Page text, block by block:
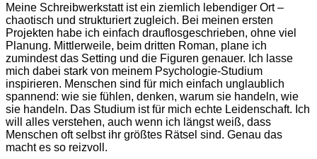
Meine Schreibwerkstatt ist ein ziemlich lebendiger Ort –
chaotisch und strukturiert zugleich. Bei meinen ersten
Projekten habe ich einfach drauflosgeschrieben, ohne viel
Planung. Mittlerweile, beim dritten Roman, plane ich
zumindest das Setting und die Figuren genauer. Ich lasse
mich dabei stark von meinem Psychologie-Studium
inspirieren. Menschen sind für mich einfach unglaublich
spannend: wie sie fühlen, denken, warum sie handeln, wie
sie handeln. Das Studium ist für mich echte Leidenschaft. Ich
will alles verstehen, auch wenn ich längst weiß, dass
Menschen oft selbst ihr größtes Rätsel sind. Genau das
macht es so reizvoll.